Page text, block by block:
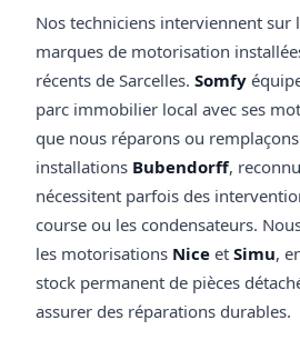
Nos techniciens interviennent sur
marques de motorisation
récents de Sarcelles. Somfy
parc immobilier local avec ses
que nous réparons ou
installations Bubendorff,
nécessitent parfois des
course ou les condensateurs.
les motorisations Nice et Simu,
stock permanent de pièces
assurer des réparations durables.